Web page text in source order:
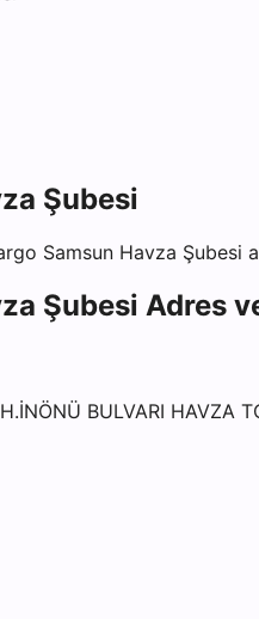
Şubesi
Samsun Havza Şubesi
Şubesi Adres
BULVARI HAVZA